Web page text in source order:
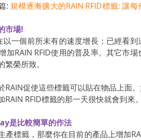
: 規模逐漸擴大的RAIN RFID標籤: 讓
市場!
以一個前所未有的速度增長；已經看
加RAIN RFID使用的普及率。其它市
榮所致。
RAIN促使這些標籤可以貼在物品上面
RFID標籤的那一天很快就會到來。
是比較簡單的作法
產標籤，那麼你在目前的產品上增加